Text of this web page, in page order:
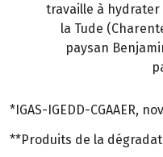
travaille à hydrater
la Tude
paysan
*IGAS-IGEDD-CGAAER,
**Produits de la